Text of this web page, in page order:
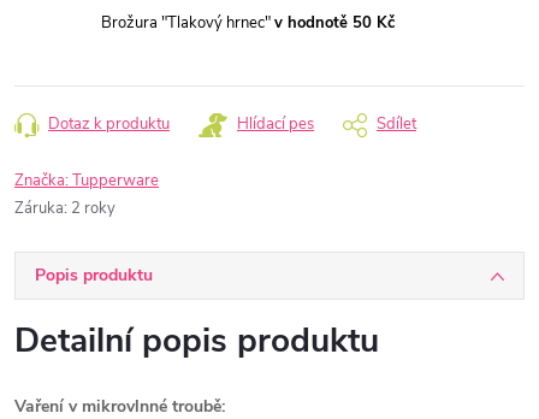
Brožura "Tlakový hrnec"v hodnotě 50 Kč
Dotaz k produktu Hlídací pes Sdílet
Značka:Tupperware
Záruka: 2 roky
Popis produktu
Detailní popis produktu
Vaření v mikrovlnné troubě: